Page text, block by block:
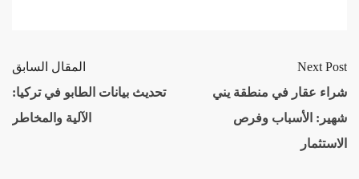
المقال السابق
تحديث بيانات الطابو في تركيا:
الآلية والمخاطر
Next Post
شراء عقار في منطقة يني
شهير: الأسباب وفرص
الاستثمار